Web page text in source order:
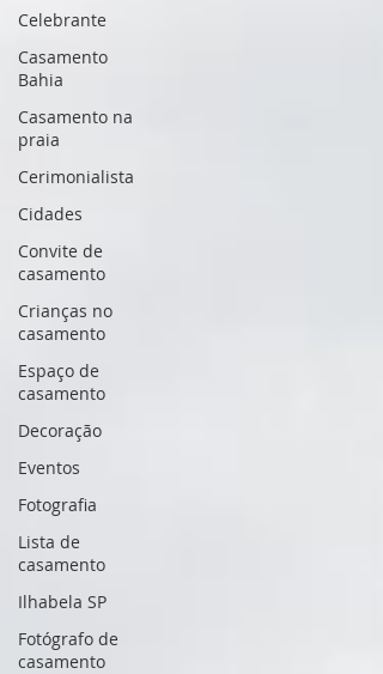
Celebrante
Casamento
Bahia
Casamento na
praia
Cerimonialista
Cidades
Convite de
casamento
Crianças no
casamento
Espaço de
casamento
Decoração
Eventos
Fotografia
Lista de
casamento
Ilhabela SP
Fotógrafo de
casamento